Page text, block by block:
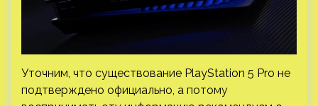
Уточним, что существование PlayStation 5 Pro не
подтверждено официально, а потому